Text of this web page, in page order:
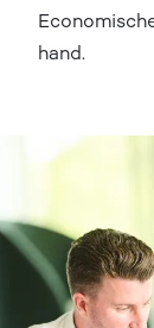
hand.